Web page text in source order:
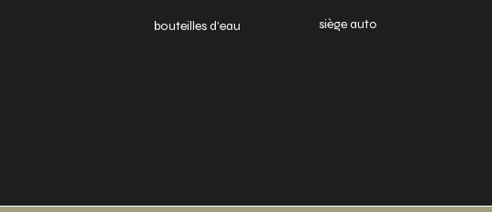
bouteilles d'eau siège auto